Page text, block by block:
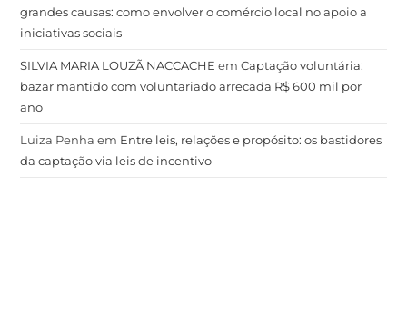
grandes causas: como envolver o comércio local no apoio a
iniciativas sociais
SILVIA MARIA LOUZÃ NACCACHE emCaptação voluntária:
bazar mantido com voluntariado arrecada R$ 600 mil por
ano
Luiza Penha em Entre leis, relações e propósito: os bastidores
da captação via leis de incentivo